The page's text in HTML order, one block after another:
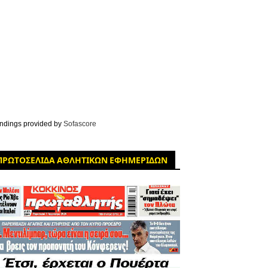
provided by Sofascore
ΑΘΛΗΤΙΚΩΝ ΕΦΗΜΕΡΙΔΩΝ